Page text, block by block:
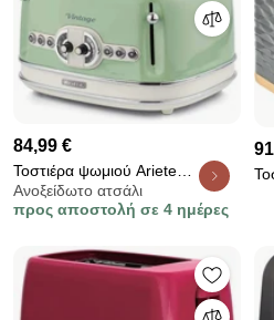
84,99 €
Τοστιέρα ψωμιού Ariete
VINTAGE 0156/04, 1600W, 4
φέτες, 3 λειτουργίες, 6 στάδια,
Πράσινο
Ανοξείδωτο ατσάλι
προς αποστολή σε 4 ημέρες